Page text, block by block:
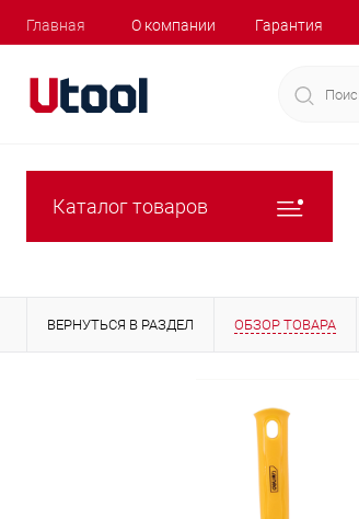
Главная О компании Гарантия
Каталог товаров
ВЕРНУТЬСЯ В РАЗДЕЛ ОБЗОР ТОВАРА